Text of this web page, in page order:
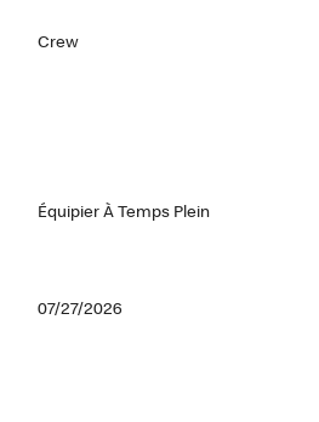
Crew
Équipier À Temps Plein
07/27/2026